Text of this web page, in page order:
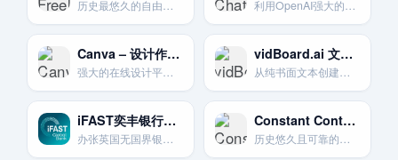
历史最悠久的自由职业平台之一.项目数量巨大.竞争也同样激烈。 利用OpenAI强大的语言模型进行编程对话，解决编码问题、生成代码片段。
Canva – 设计作图视频神器
强大的在线设计平台。提供海量TikTok视频模板和素材。轻松制作专业级视频封面和内容。
vidBoard.ai 文本转演示视频
从纯书面文本创建带有AI演示者的视频，提供模板和演示者选择。
iFAST奕丰银行无国界银行
办张英国无国界银行卡
Constant Contact 适合小型企业
历史悠久且可靠的邮件营销工具，特别适合小型企业、非营利组织。